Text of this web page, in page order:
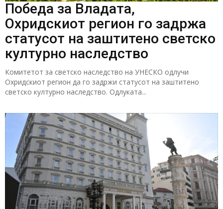
Победа за Владата,
Охридскиот регион го задржа
статусот на заштитено светско
културно наследство
Комитетот за светско наследство на УНЕСКО одлучи
Охридскиот регион да го задржи статусот на заштитено
светско културно наследство. Одлуката...